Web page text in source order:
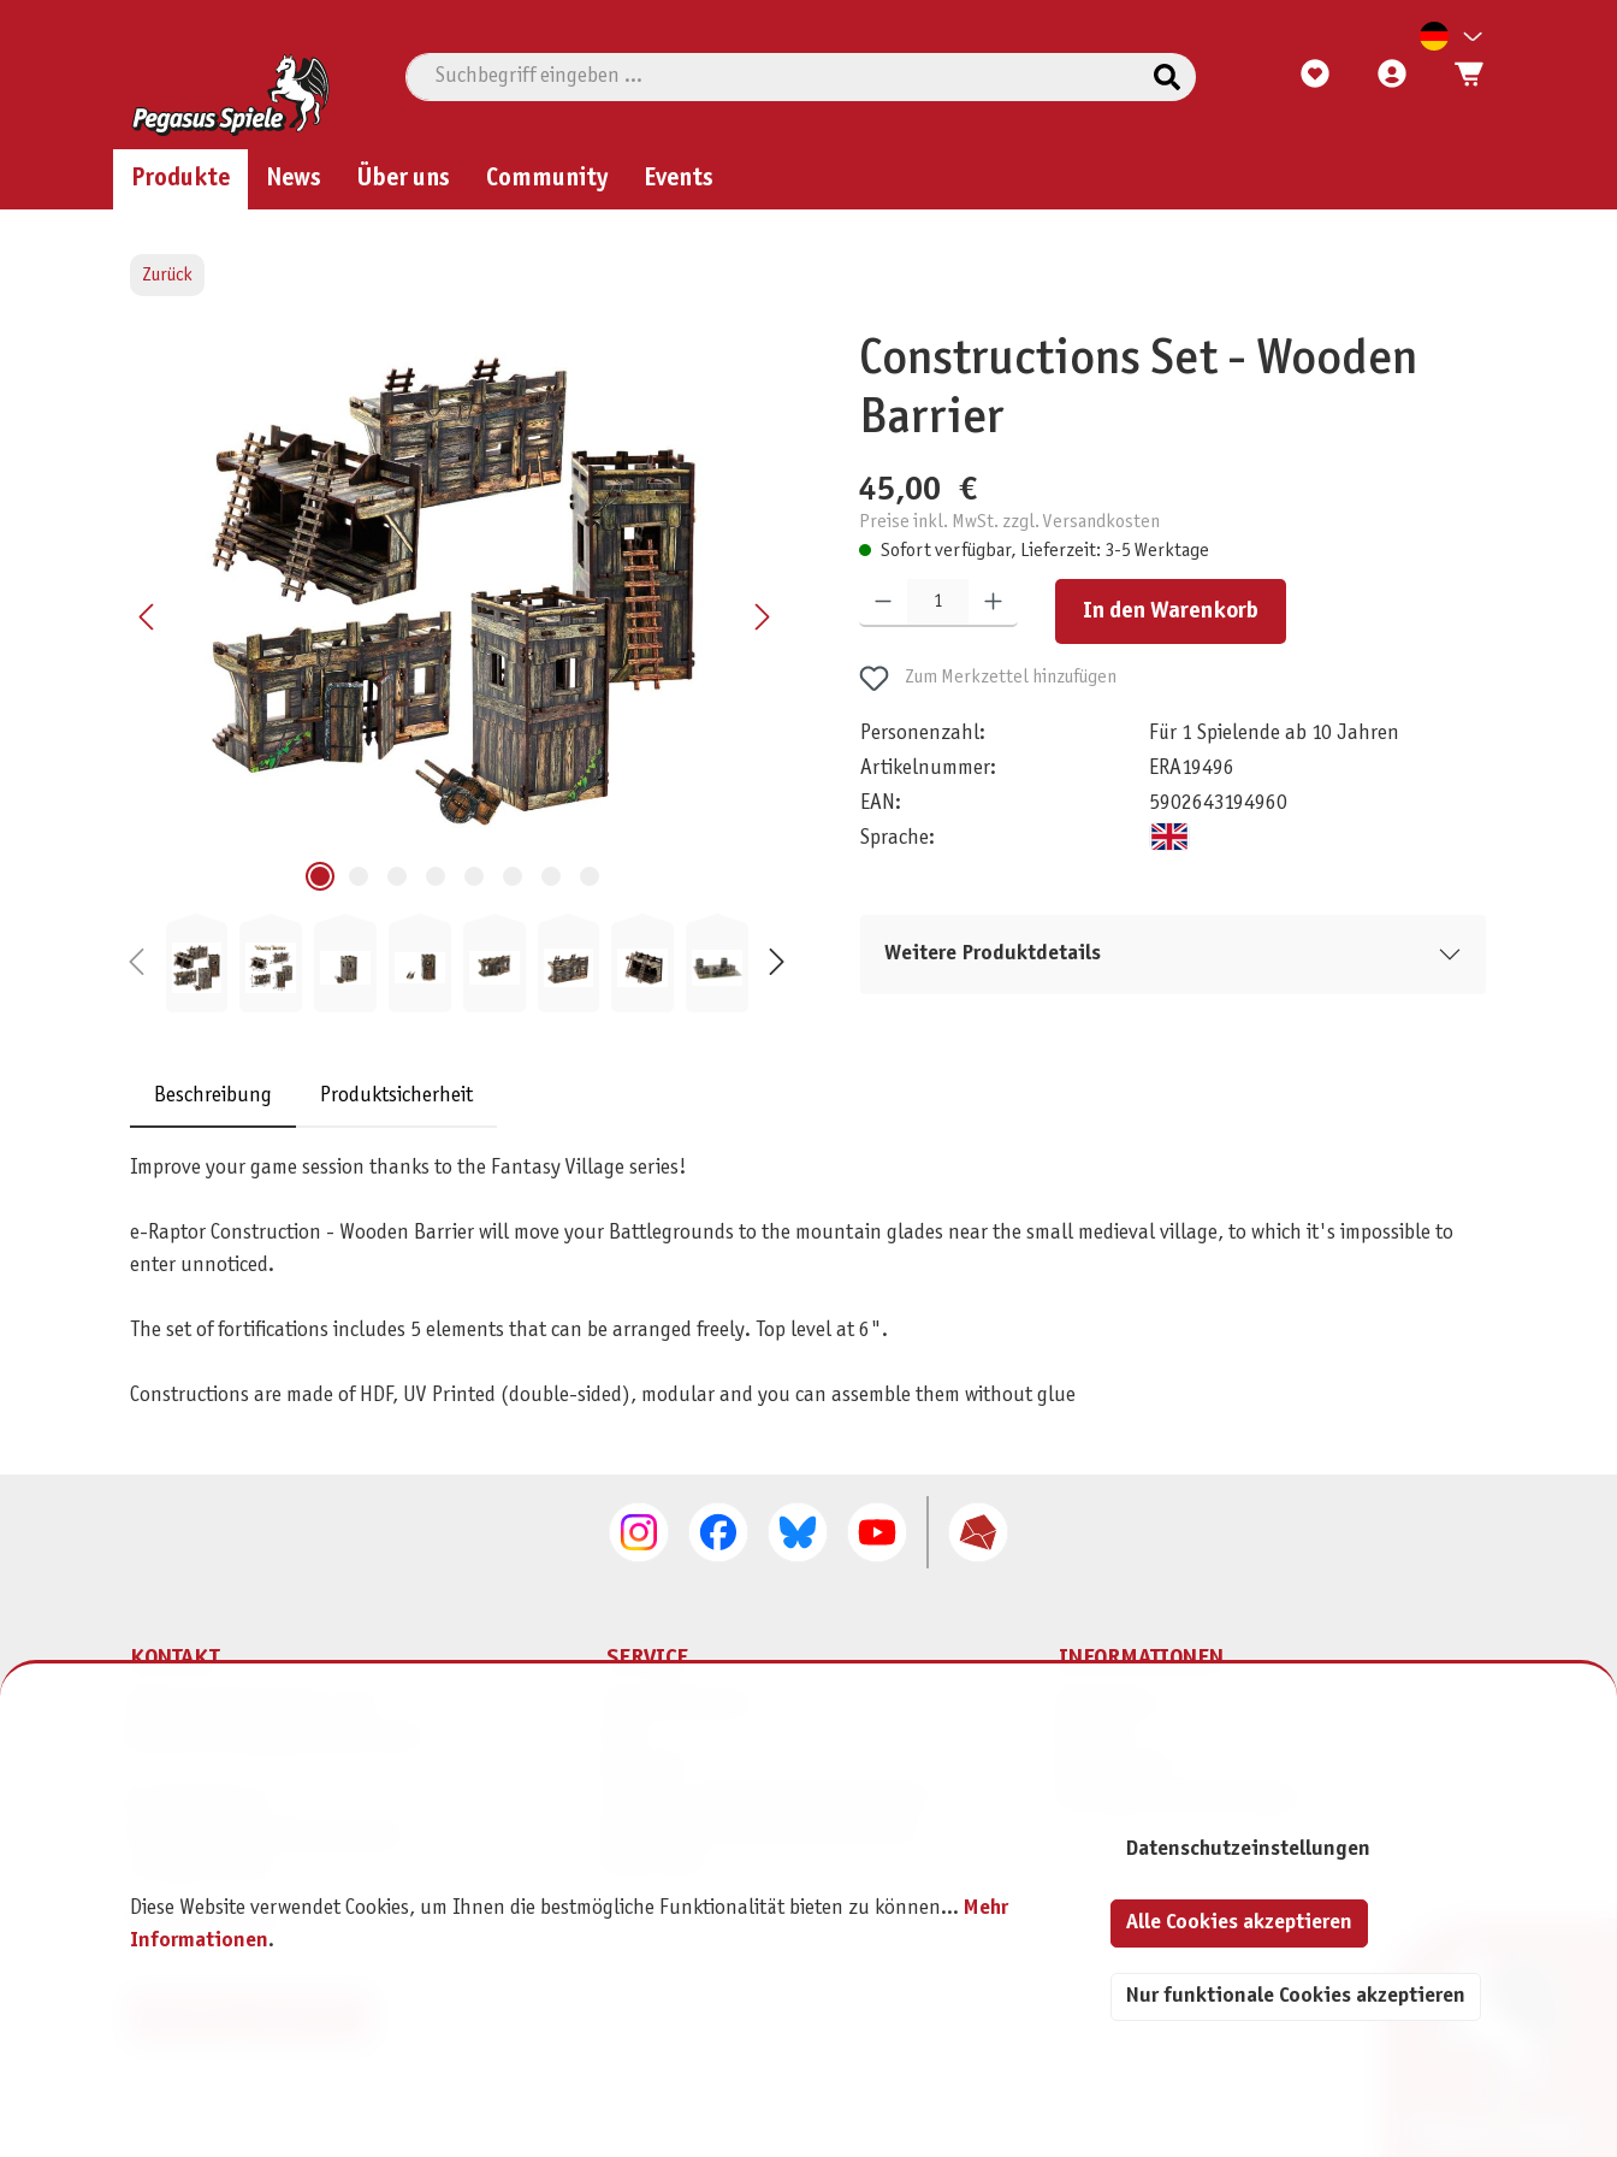
Produkte News Über uns Community Events
Zurück
Constructions Set - Wooden
Barrier
45,00 €
Preise inkl. MwSt. zzgl. Versandkosten
Sofort verfügbar, Lieferzeit: 3-5 Werktage
Produkt Anzahl: Gib den gewünschten Wert ein oder benutze die Schaltflächen um die Anzahl zu erhöhen oder zu reduzieren.
In den Warenkorb
Zum Merkzettel hinzufügen
Personenzahl:
Für 1 Spielende ab 10 Jahren
Artikelnummer:
ERA19496
EAN:
5902643194960
Sprache:
Weitere Produktdetails
Beschreibung Produktsicherheit
Improve your game session thanks to the Fantasy Village series!
e-Raptor Construction - Wooden Barrier will move your Battlegrounds to the mountain glades near the small medieval village, to which it's impossible to
enter unnoticed.
The set of fortifications includes 5 elements that can be arranged freely. Top level at 6".
Constructions are made of HDF, UV Printed (double-sided), modular and you can assemble them without glue
KONTAKT
Kontaktformular
SERVICE INFORMATIONEN
Diese Website verwendet Cookies, um Ihnen die bestmögliche Funktionalität bieten zu können... Mehr
Informationen.
Datenschutzeinstellungen
Nur funktionale Cookies akzeptieren
Alle Cookies akzeptieren